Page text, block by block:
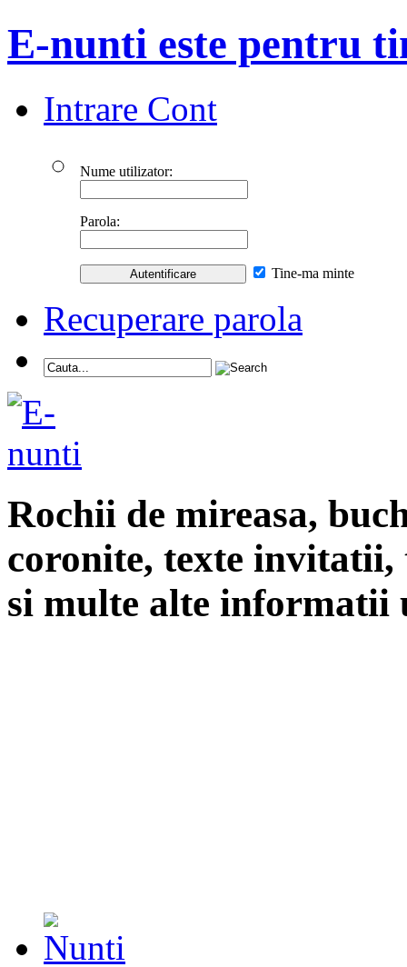
E-nunti este pentru
Intrare Cont
Nume utilizator:
Parola:
Tine-ma minte
Recuperare parola
Rochii de mireasa,
coronite, texte
si multe alte informatii